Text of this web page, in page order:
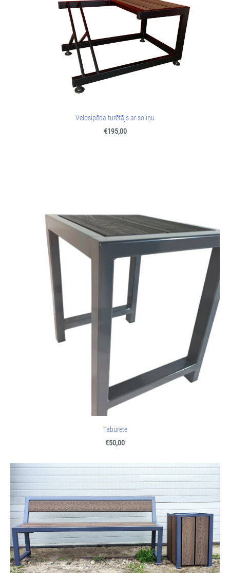
Velosipēda turētājs ar soliņu
€195,00
Taburete
€50,00